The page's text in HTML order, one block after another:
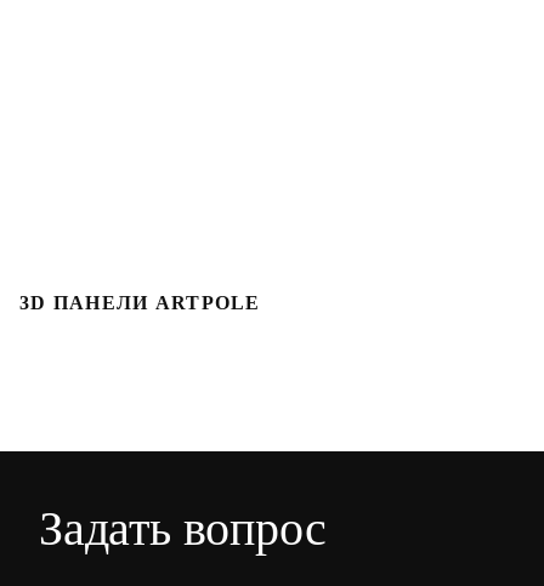
3D ПАНЕЛИ ARTPOLE
Задать вопрос